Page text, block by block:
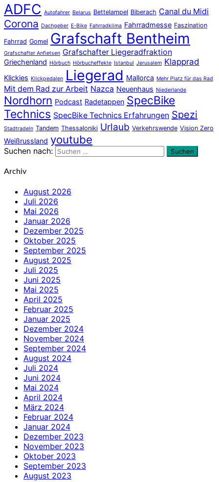
ADFC Autofahrer Belarus Bettelampel Biberach Canal du Midi
Corona Dachgeber E-Bike Fahrradklima Fahrradmesse Faszination
Fahrrad Gomel Grafschaft Bentheim
Grafschafter Anfietsen Grafschafter Liegeradfraktion
Griechenland Hörbuch Hörbucheffekte Istanbul Jerusalem Klapprad
Klickies Klickpedalen Liegerad Mallorca Mehr Platz für das Rad
Mit dem Rad zur Arbeit Nazca Neuenhaus Niederlande
Nordhorn Podcast Radetappen SpecBike
Technics SpecBike Technics Erfahrungen Spezi
Stadtradeln Tandem Thessaloniki Urlaub Verkehrswende Vision Zero
Weißrussland youtube
Suchen nach: Suchen
Archiv
August 2026
Juli 2026
Mai 2026
Januar 2026
Dezember 2025
Oktober 2025
September 2025
August 2025
Juli 2025
Juni 2025
Mai 2025
April 2025
Februar 2025
Januar 2025
Dezember 2024
November 2024
September 2024
August 2024
Juli 2024
Juni 2024
Mai 2024
April 2024
März 2024
Februar 2024
Januar 2024
Dezember 2023
November 2023
Oktober 2023
September 2023
August 2023